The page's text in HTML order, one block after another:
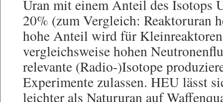
Uran mit einem Anteil des Isotops
20% (zum Vergleich: Reaktoruran
hohe Anteil wird für
vergleichsweise hohen
relevante (Radio-)Isotope
Experimente zulassen. HEU lässt
leichter als Natururan auf